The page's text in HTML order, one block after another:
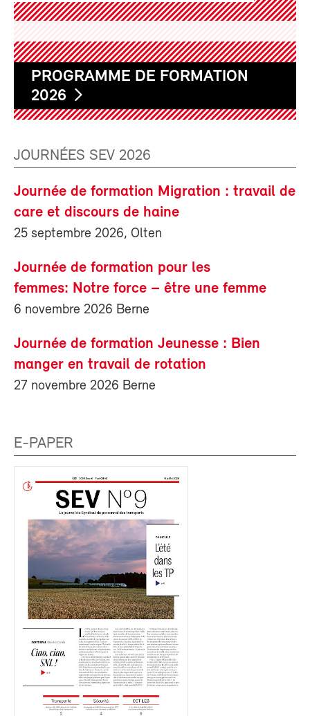
PROGRAMME DE FORMATION
2026
JOURNÉES SEV 2026
Journée de formation Migration : travail de
care et discours de haine
25 septembre 2026, Olten
Journée de formation pour les
femmes: Notre force – être une femme
6 novembre 2026 Berne
Journée de formation Jeunesse : Bien
manger en travail de rotation
27 novembre 2026 Berne
E-PAPER